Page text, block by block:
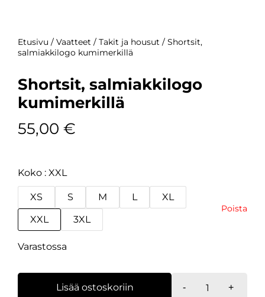
Etusivu / Vaatteet / Takit ja housut / Shortsit,
salmiakkilogo kumimerkillä
Shortsit, salmiakkilogo
kumimerkillä
55,00 €
Koko XXL
XS S M L
XL
XXL
3XL
Poista
Varastossa
-
Shortsit,
+
Lisää ostoskoriin